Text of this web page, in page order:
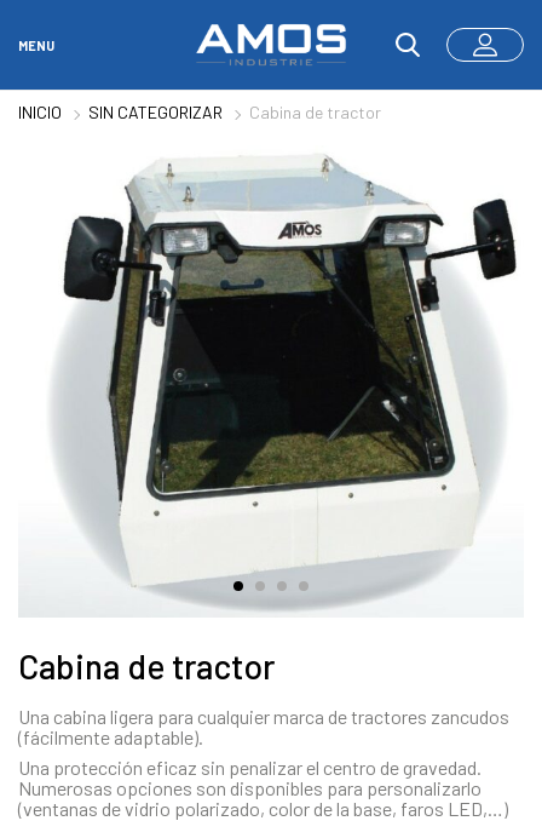
MENU
INICIO SIN CATEGORIZAR Cabina de tractor
Cabina de tractor
Una cabina ligera para cualquier marca de tractores zancudos
(fácilmente adaptable).
Una protección eficaz sin penalizar el centro de gravedad.
Numerosas opciones son disponibles para personalizarlo
(ventanas de vidrio polarizado, color de la base, faros LED,…)